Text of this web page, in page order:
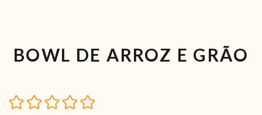
BOWL DE ARROZ E GRÃO